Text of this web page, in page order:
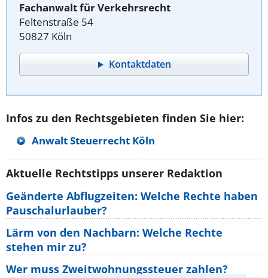
Fachanwalt für Verkehrsrecht
Feltenstraße 54
50827 Köln
Kontaktdaten
Infos zu den Rechtsgebieten finden Sie hier:
Anwalt Steuerrecht Köln
Aktuelle Rechtstipps unserer Redaktion
Geänderte Abflugzeiten: Welche Rechte haben
Pauschalurlauber?
Lärm von den Nachbarn: Welche Rechte
stehen mir zu?
Wer muss Zweitwohnungssteuer zahlen?